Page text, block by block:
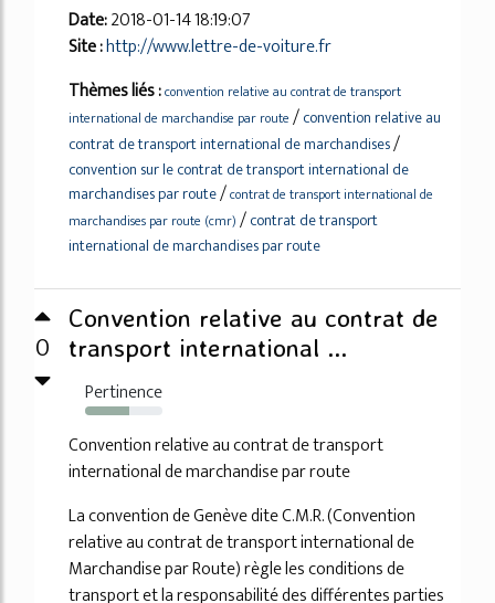
Date:2018-01-14 18:19:07
Site :http://www.lettre-de-voiture.fr
Thèmes liés :convention relative au contrat de transport
international de marchandise par route /convention relative au
contrat de transport international de marchandises/
convention sur le contrat de transport international de
marchandises par route/contrat de transport international de
marchandises par route (cmr) /contrat de transport
international de marchandises par route
0
Convention relative au contrat de
transport international ...
Pertinence
57%
Convention relative au contrat de transport
international de marchandise par route
La convention de Genève dite C.M.R. (Convention
relative au contrat de transport international de
Marchandise par Route) règle les conditions de
transport et la responsabilité des différentes parties